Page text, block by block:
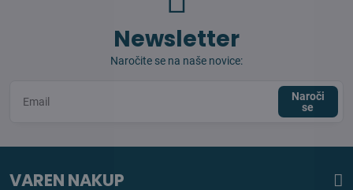
Newsletter
Naročite se na naše novice:
Naroči
se
VAREN NAKUP